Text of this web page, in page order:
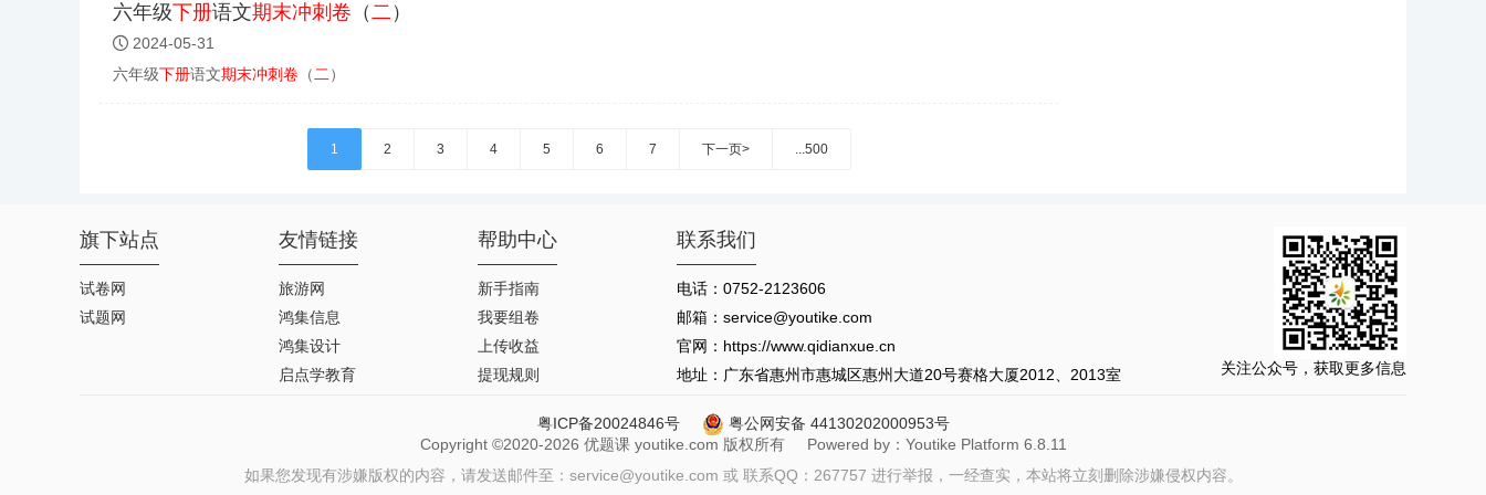
六年级下册语文期末冲刺 卷 （二 ）
2024-05-31
六年级下册语文期末冲刺卷 （ 二 ）
1 2 3 4 5 6 7 下一页> ...500
旗下站点
试卷网
试题网
友情链接
旅游网
鸿集信息
鸿集设计
启点学教育
帮助中心
新手指南
我要组卷
上传收益
提现规则
联系我们
电话：0752-2123606
邮箱：service@youtike.com
官网：https://www.qidianxue.cn
地址：广东省惠州市惠城区惠州大道20号赛格大厦2012、2013室
关注公众号，获取更多信息
粤ICP备20024846号
粤公网安备 44130202000953号
Copyright ©2020-2026 优题课 youtike.com 版权所有 Powered by：Youtike Platform 6.8.11
如果您发现有涉嫌版权的内容，请发送邮件至：service@youtike.com 或 联系QQ：267757 进行举报，一经查实，本站将立刻删除涉嫌侵权内容。